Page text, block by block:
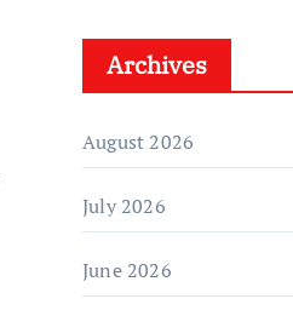
Archives
August 2026
July 2026
June 2026